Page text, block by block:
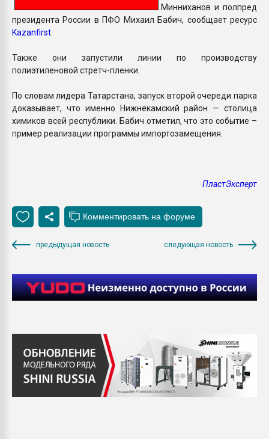
Минниханов и полпред
президента России в ПФО Михаил Бабич, сообщает ресурс
Kazanfirst
Также они запустили линии по производству
полиэтиленовой стретч-пленки.
По словам лидера Татарстана, запуск второй очереди парка
доказывает, что именно Нижнекамский район — столица
химиков всей республики. Бабич отметил, что это событие –
пример реализации программы импортозамещения.
ПластЭксперт
предыдущая новость следующая новость